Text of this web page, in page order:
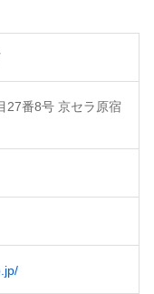
27番8号 京セラ原宿